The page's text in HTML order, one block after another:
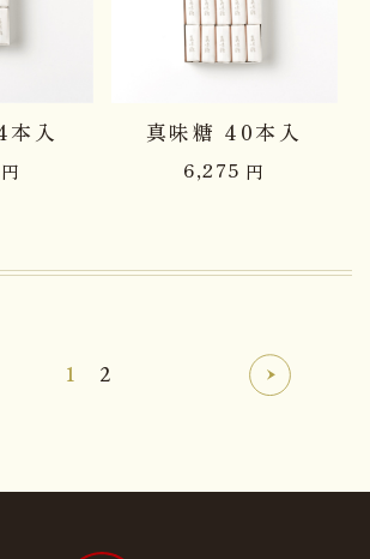
入
円
真味糖 40本入
6,275 円
1 2